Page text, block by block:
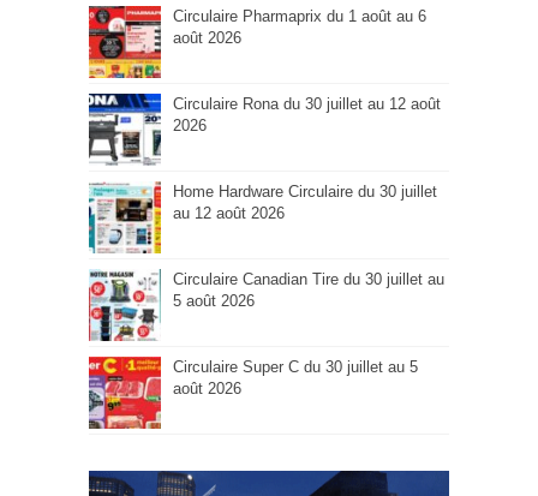
Circulaire Pharmaprix du 1 août au 6
août 2026
Circulaire Rona du 30 juillet au 12 août
2026
Home Hardware Circulaire du 30 juillet
au 12 août 2026
Circulaire Canadian Tire du 30 juillet au
5 août 2026
Circulaire Super C du 30 juillet au 5
août 2026